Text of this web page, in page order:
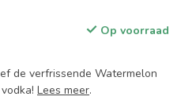
Op voorraad
de verfrissende Watermelon
Lees meer.